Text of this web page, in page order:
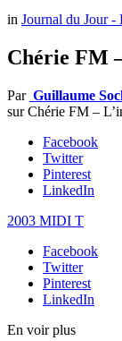
in Journal du Jour -
Chérie FM
Par Guillaume
sur Chérie FM –
Facebook
Twitter
Pinterest
LinkedIn
2003 MIDI T
Facebook
Twitter
Pinterest
LinkedIn
En voir plus